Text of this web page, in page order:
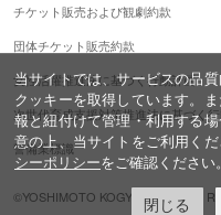
チケット販売および観劇約款
団体チケット販売約款
女性活躍推進法に基づく行動計画
次世代育成支援対策推進法に基づく
警備業標識
©YOSHIMOTO KOGYO,ALL Rights
当サイトでは、サービスの品
クッキーを取得しています。
報と紐付けて管理・利用する
意の上、当サイトをご利用く
シーポリシーをご確認ください。
閉じる